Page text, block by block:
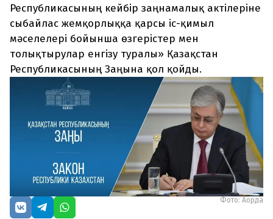
Республикасының кейбір заңнамалық актілеріне
сыбайлас жемқорлыққа қарсы іс-қимыл
мәселелері бойынша өзгерістер мен
толықтырулар енгізу туралы» Қазақстан
Республикасының Заңына қол қойды.
Фото: Ақорда